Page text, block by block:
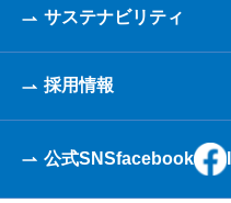
サステナビリティ
採用情報
公式SNSfacebook